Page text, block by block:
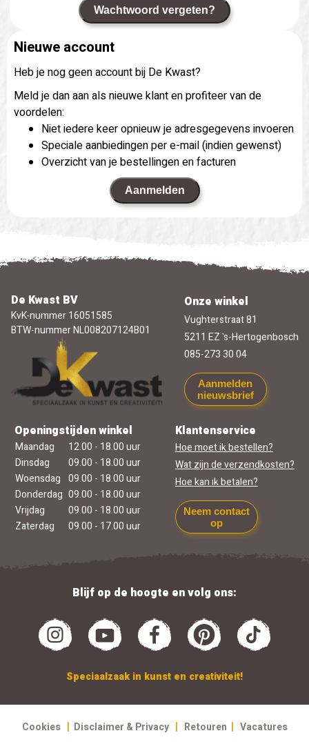
Wachtwoord vergeten?
Nieuwe account
Heb je nog geen account bij De Kwast?
Meld je dan aan als nieuwe klant en profiteer van de
voordelen:
Niet iedere keer opnieuw je adresgegevens invoeren
Speciale aanbiedingen per e-mail (indien gewenst)
Overzicht van je bestellingen en facturen
Aanmelden
De Kwast BV
KvK-nummer 16051585
BTW-nummer NL008207124B01
Onze winkel
Vughterstraat 81
5211 EZ 's-Hertogenbosch
085-273 30 04
Aanmelden
nieuwsbrief
Openingstijden winkel
Maandag
12.00 - 18.00 uur
Dinsdag
09.00 - 18.00 uur
Woensdag 09.00 - 18.00 uur
Donderdag 09.00 - 18.00 uur
Vrijdag
09.00 - 18.00 uur
Zaterdag
09.00 - 17.00 uur
Klantenservice
Hoe moet ik bestellen?
Wat zijn de verzendkosten?
Hoe kan ik betalen?
Neem contact
op
Blijf op de hoogte en volg ons:
Speciaalzaak in kunst en creativiteit!
Cookies | Disclaimer & Privacy | Retouren | Vacatures